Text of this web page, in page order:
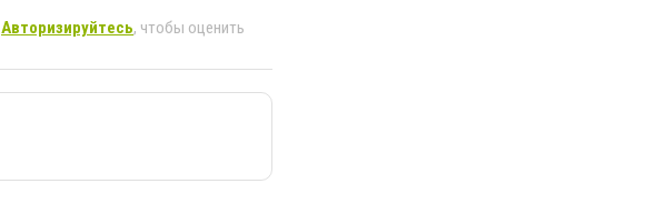
Авторизируйтесь, чтобы оценить